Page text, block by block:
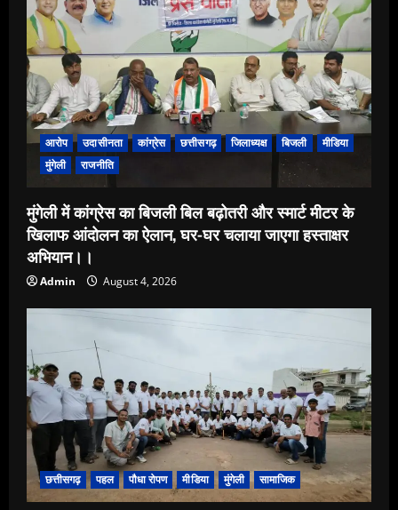
आरोप उदासीनता कांग्रेस छत्तीसगढ़ जिलाध्यक्ष बिजली
मीडिया
मुंगेली
राजनीति
मुंगेली में कांग्रेस का बिजली बिल बढ़ोतरी और स्मार्ट मीटर के
खिलाफ आंदोलन का ऐलान, घर-घर चलाया जाएगा हस्ताक्षर
अभियान।।
Admin August 4, 2026
छत्तीसगढ़ पहल पौधा रोपण मीडिया मुंगेली सामाजिक